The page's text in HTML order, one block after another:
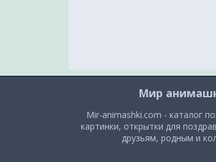
Мир
Mir-animashki.com - каталог
картинки, открытки для
друзьям, родным и